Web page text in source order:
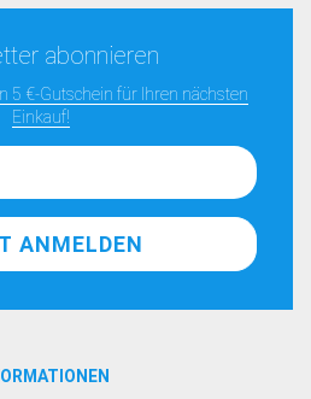
abonnieren
5 €-Gutschein für Ihren nächsten
Einkauf!